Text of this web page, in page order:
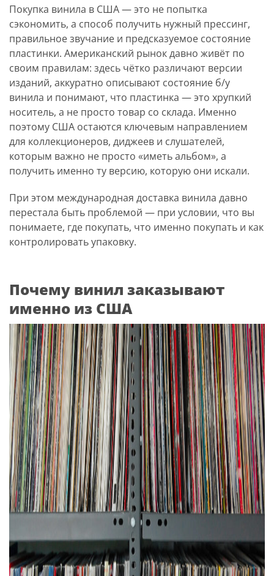
Покупка винила в США — это не попытка
сэкономить, а способ получить нужный прессинг,
правильное звучание и предсказуемое состояние
пластинки. Американский рынок давно живёт по
своим правилам: здесь чётко различают версии
изданий, аккуратно описывают состояние б/у
винила и понимают, что пластинка — это хрупкий
носитель, а не просто товар со склада. Именно
поэтому США остаются ключевым направлением
для коллекционеров, диджеев и слушателей,
которым важно не просто «иметь альбом», а
получить именно ту версию, которую они искали.
При этом международная доставка винила давно
перестала быть проблемой — при условии, что вы
понимаете, где покупать, что именно покупать и как
контролировать упаковку.
Почему винил заказывают
именно из США